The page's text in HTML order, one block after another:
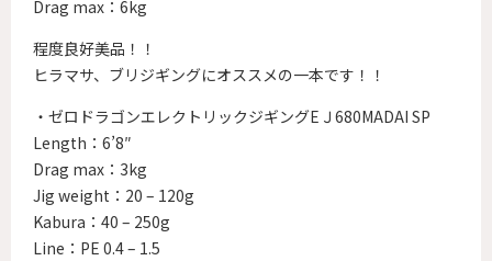
Drag max：6kg
程度良好美品！！
ヒラマサ、ブリジギングにオススメの一本です！！
・ゼロドラゴンエレクトリックジギングEＪ680MADAI SP
Length：6’8″
Drag max：3kg
Jig weight：20 – 120g
Kabura：40 – 250g
Line：PE 0.4 – 1.5